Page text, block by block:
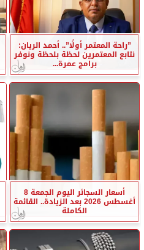
”راحة المعتمر أولًا”.. أحمد الريان:
نتابع المعتمرين لحظة بلحظة ونوفر
برامج عمرة...
أسعار السجائر اليوم الجمعة 8
أغسطس 2026 بعد الزيادة.. القائمة
الكاملة